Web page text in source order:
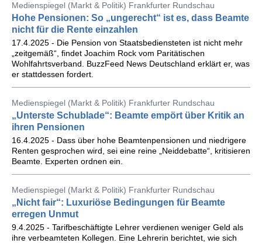
Medienspiegel (Markt & Politik) Frankfurter Rundschau
Hohe Pensionen: So „ungerecht“ ist es, dass Beamte
nicht für die Rente einzahlen
17.4.2025 - Die Pension von Staatsbediensteten ist nicht mehr
„zeitgemäß“, findet Joachim Rock vom Paritätischen
Wohlfahrtsverband. BuzzFeed News Deutschland erklärt er, was
er stattdessen fordert.
Medienspiegel (Markt & Politik) Frankfurter Rundschau
„Unterste Schublade“: Beamte empört über Kritik an
ihren Pensionen
16.4.2025 - Dass über hohe Beamtenpensionen und niedrigere
Renten gesprochen wird, sei eine reine „Neiddebatte“, kritisieren
Beamte. Experten ordnen ein.
Medienspiegel (Markt & Politik) Frankfurter Rundschau
„Nicht fair“: Luxuriöse Bedingungen für Beamte
erregen Unmut
9.4.2025 - Tarifbeschäftigte Lehrer verdienen weniger Geld als
ihre verbeamteten Kollegen. Eine Lehrerin berichtet, wie sich